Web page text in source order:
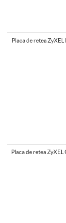
Placa de retea
Placa de retea